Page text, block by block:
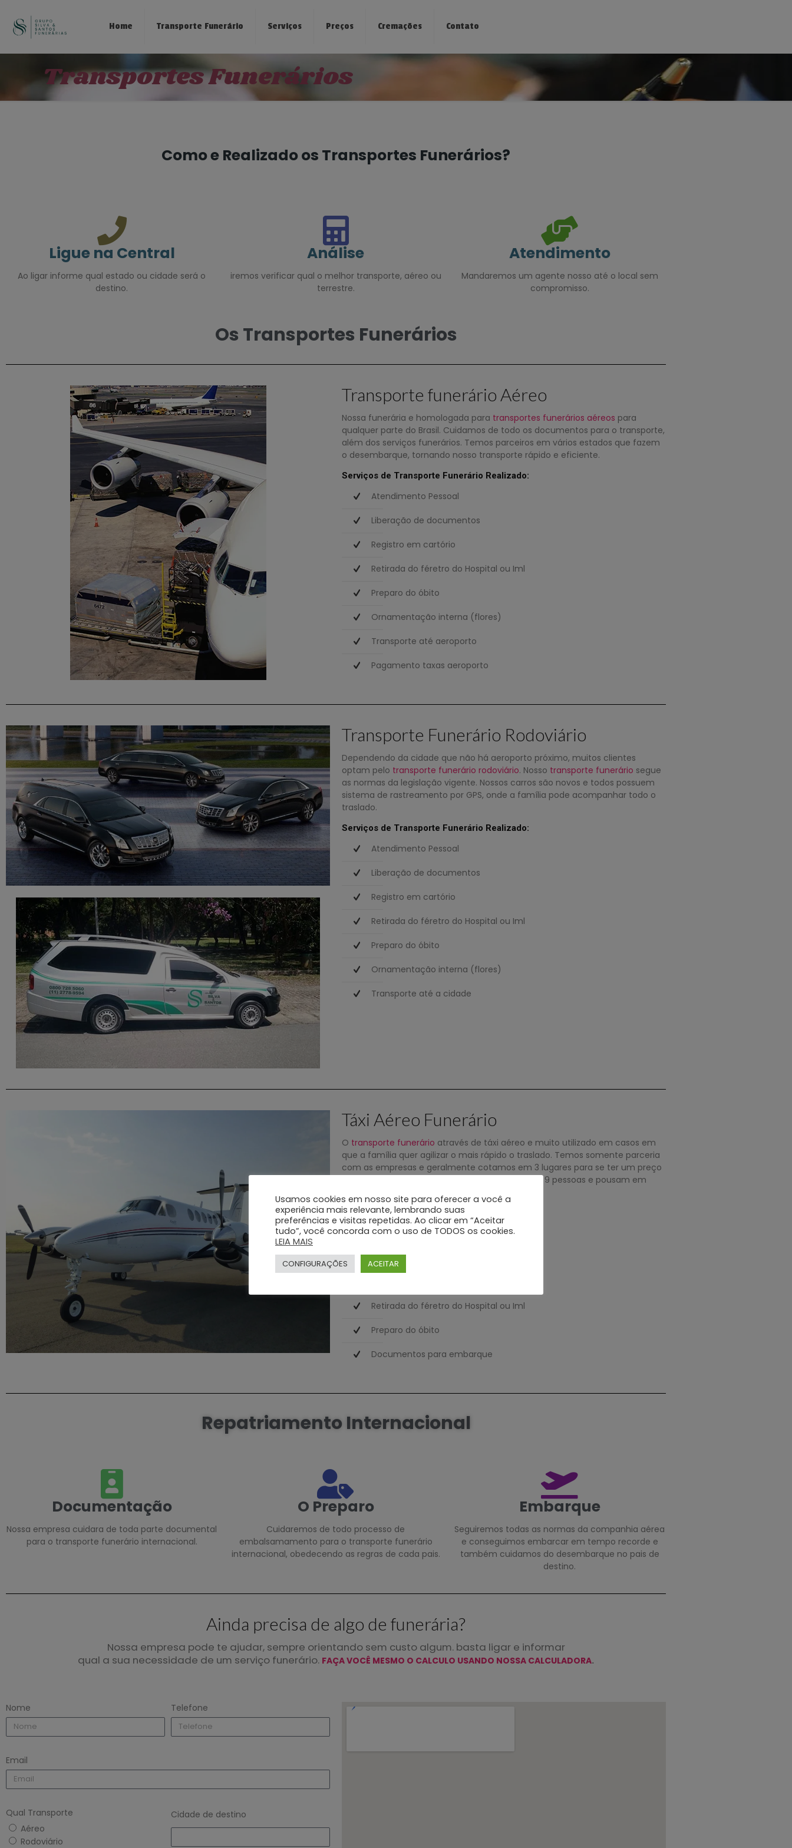
Home Transporte Funerário Serviços Preços Cremações Contato
Transportes Funerários
Como e Realizado os Transportes Funerários?
Ligue na Central
Ao ligar informe qual estado ou cidade será o
destino.
Análise
iremos verificar qual o melhor transporte, aéreo ou
terrestre.
Atendimento
Mandaremos um agente nosso até o local sem
compromisso.
Os Transportes Funerários
Transporte funerário Aéreo
Nossa funerária e homologada para transportes funerários aéreos para
qualquer parte do Brasil. Cuidamos de todo os documentos para o transporte,
além dos serviços funerários. Temos parceiros em vários estados que fazem
o desembarque, tornando nosso transporte rápido e eficiente.
Serviços de Transporte Funerário Realizado:
Atendimento Pessoal
Liberação de documentos
Registro em cartório
Retirada do féretro do Hospital ou Iml
Preparo do óbito
Ornamentação interna (flores)
Transporte até aeroporto
Pagamento taxas aeroporto
Transporte Funerário Rodoviário
Dependendo da cidade que não há aeroporto próximo, muitos clientes
optam pelo transporte funerário rodoviário. Nosso transporte funerário segue
as normas da legislação vigente. Nossos carros são novos e todos possuem
sistema de rastreamento por GPS, onde a família pode acompanhar todo o
traslado.
Serviços de Transporte Funerário Realizado:
Atendimento Pessoal
Liberação de documentos
Registro em cartório
Retirada do féretro do Hospital ou Iml
Preparo do óbito
Ornamentação interna (flores)
Transporte até a cidade
Táxi Aéreo Funerário
O transporte funerário através de táxi aéreo e muito utilizado em casos em
que a família quer agilizar o mais rápido o traslado. Temos somente parceria
com as empresas e geralmente cotamos em 3 lugares para se ter um preço
justo. Os aviões são adaptados para se levar ate 9 pessoas e pousam em
Serviços de Transporte Funerário Realizado:
Atendimento Pessoal
Liberação de documentos
Retirada do féretro do Hospital ou Iml
Preparo do óbito
Documentos para embarque
Repatriamento Internacional
Documentação
Nossa empresa cuidara de toda parte documental
para o transporte funerário internacional.
O Preparo
Cuidaremos de todo processo de
embalsamamento para o transporte funerário
internacional, obedecendo as regras de cada pais.
Embarque
Seguiremos todas as normas da companhia aérea
e conseguimos embarcar em tempo recorde e
também cuidamos do desembarque no pais de
destino.
Ainda precisa de algo de funerária?
Nossa empresa pode te ajudar, sempre orientando sem custo algum. basta ligar e informar
qual a sua necessidade de um serviço funerário. FAÇA VOCÊ MESMO O CALCULO USANDO NOSSA CALCULADORA.
Nome Telefone
Email
Qual Transporte
Aéreo
Rodoviário
Cidade de destino
Usamos cookies em nosso site para oferecer a você a
experiência mais relevante, lembrando suas
preferências e visitas repetidas. Ao clicar em “Aceitar
tudo”, você concorda com o uso de TODOS os cookies.
LEIA MAIS
CONFIGURAÇÕES ACEITAR